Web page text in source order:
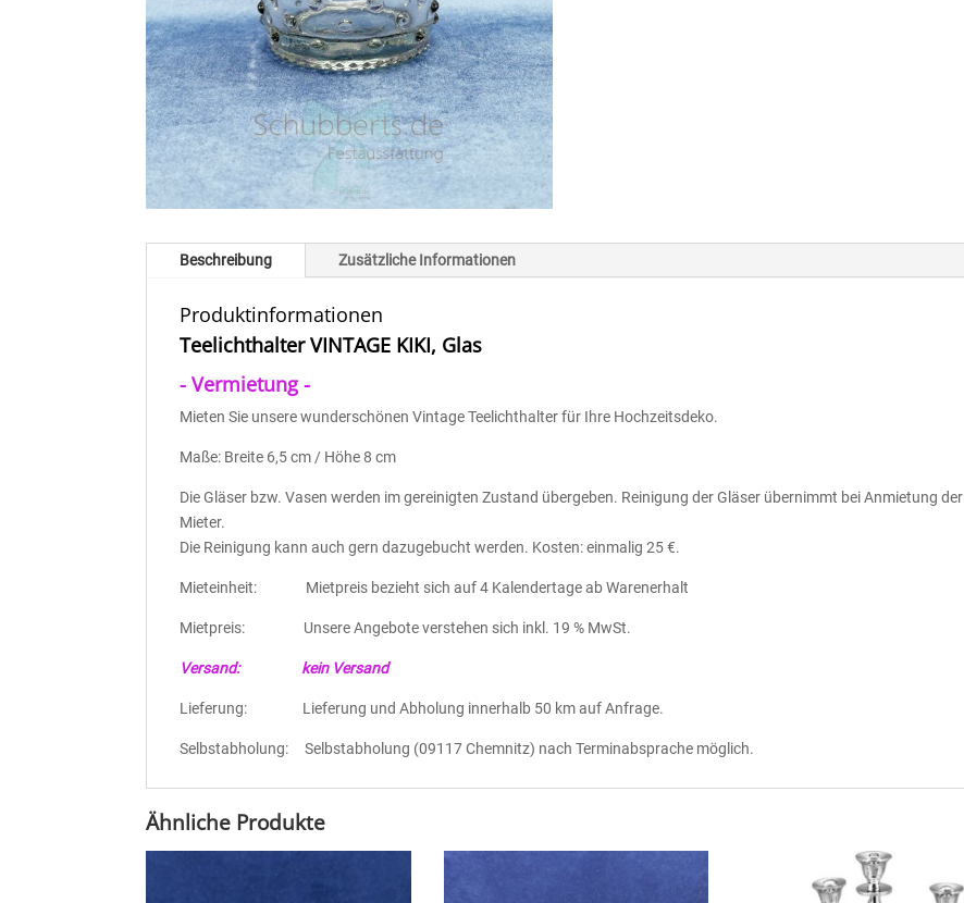
Beschreibung Zusätzliche Informationen
Produktinformationen
Teelichthalter VINTAGE KIKI, Glas
- Vermietung -
Mieten Sie unsere wunderschönen Vintage Teelichthalter für Ihre Hochzeitsdeko.
Maße: Breite 6,5 cm / Höhe 8 cm
Die Gläser bzw. Vasen werden im gereinigten Zustand übergeben. Reinigung der Gläser übernimmt bei Anmietung der
Mieter.
Die Reinigung kann auch gern dazugebucht werden. Kosten: einmalig 25 €.
Mieteinheit: Mietpreis bezieht sich auf 4 Kalendertage ab Warenerhalt
Mietpreis: Unsere Angebote verstehen sich inkl. 19 % MwSt.
Versand: kein Versand
Lieferung: Lieferung und Abholung innerhalb 50 km auf Anfrage.
Selbstabholung: Selbstabholung (09117 Chemnitz) nach Terminabsprache möglich.
Ähnliche Produkte